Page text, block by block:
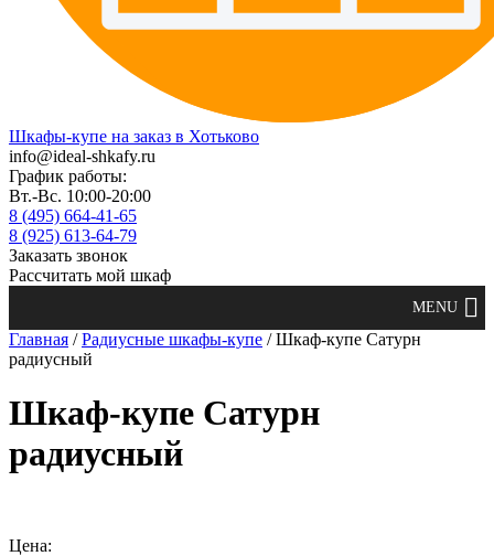
Шкафы-купе на заказ в Хотьково
info@ideal-shkafy.ru
График работы:
Вт.-Вс. 10:00-20:00
8 (495) 664-41-65
8 (925) 613-64-79
Заказать звонок
Рассчитать мой шкаф
Главная /Радиусные шкафы-купе / Шкаф-купе Сатурн
радиусный
Шкаф-купе Сатурн
радиусный
Цена: